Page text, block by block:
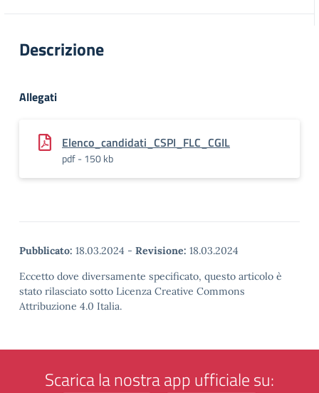
Descrizione
Allegati
Elenco_candidati_CSPI_FLC_CGIL
pdf - 150 kb
Pubblicato: 18.03.2024 - Revisione: 18.03.2024
Eccetto dove diversamente specificato, questo articolo è
stato rilasciato sotto Licenza Creative Commons
Attribuzione 4.0 Italia.
Scarica la nostra app ufficiale su: